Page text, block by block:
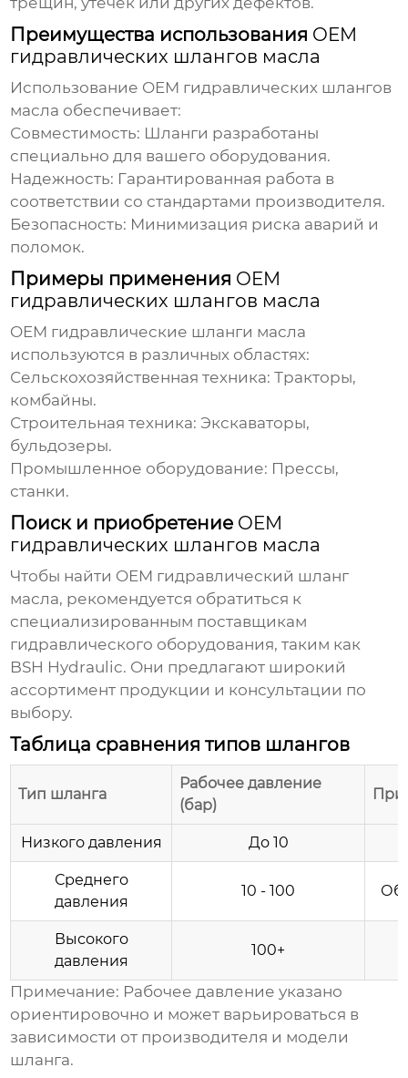
Преимущества использования OEM
гидравлических шлангов масла
Использование OEM гидравлических шлангов
масла обеспечивает:
Совместимость: Шланги разработаны
специально для вашего оборудования.
Надежность: Гарантированная работа в
соответствии со стандартами производителя.
Безопасность: Минимизация риска аварий и
поломок.
Примеры применения OEM
гидравлических шлангов масла
OEM гидравлические шланги масла
используются в различных областях:
Сельскохозяйственная техника: Тракторы,
комбайны.
Строительная техника: Экскаваторы,
бульдозеры.
Промышленное оборудование: Прессы,
станки.
Поиск и приобретение OEM
гидравлических шлангов масла
Чтобы найти OEM гидравлический шланг
масла, рекомендуется обратиться к
специализированным поставщикам
гидравлического оборудования, таким как
BSH Hydraulic. Они предлагают широкий
ассортимент продукции и консультации по
выбору.
Таблица сравнения типов шлангов
Тип шланга
Рабочее давление
(бар)
Низкого давления До 10
Среднего
давления
10 - 100
Высокого
давления
100+
Примечание: Рабочее давление указано
ориентировочно и может варьироваться в
зависимости от производителя и модели
шланга.